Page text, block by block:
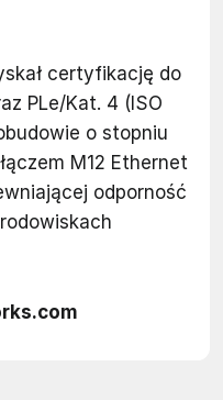
certyfikację do
PLe/Kat. 4 (ISO
o stopniu
M12 Ethernet
odporność